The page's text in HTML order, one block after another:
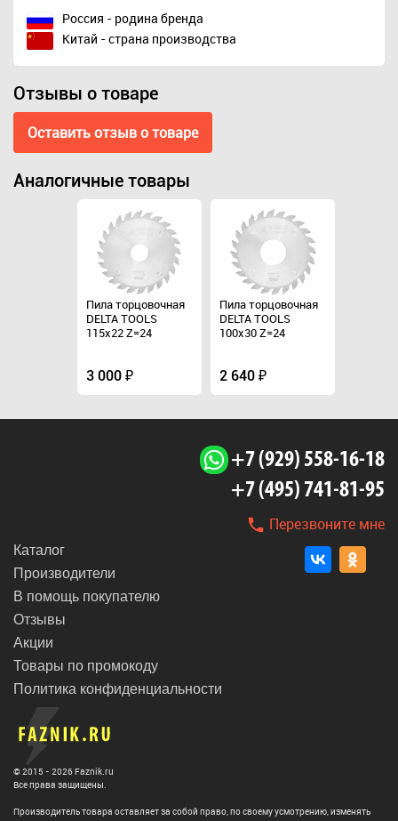
Россия - родина бренда
Китай - страна производства
Отзывы о товаре
Оставить отзыв о товаре
Аналогичные товары
Пила торцовочная
DELTA TOOLS
115x22 Z=24
3 000 ₽
Пила торцовочная
DELTA TOOLS
100x30 Z=24
2 640 ₽
+7 (929) 558-16-18
+7 (495) 741-81-95
Перезвоните мне
Каталог
Производители
В помощь покупателю
Отзывы
Акции
Товары по промокоду
Политика конфиденциальности
© 2015 - 2026 Faznik.ru
Все права защищены.
Производитель товара оставляет за собой право, по своему усмотрению, изменять